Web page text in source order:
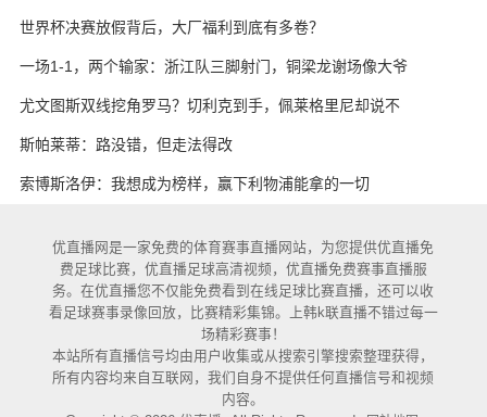
世界杯决赛放假背后，大厂福利到底有多卷？
一场1-1，两个输家：浙江队三脚射门，铜梁龙谢场像大爷
尤文图斯双线挖角罗马？切利克到手，佩莱格里尼却说不
斯帕莱蒂：路没错，但走法得改
索博斯洛伊：我想成为榜样，赢下利物浦能拿的一切
优直播网是一家免费的体育赛事直播网站，为您提供优直播免
费足球比赛，优直播足球高清视频，优直播免费赛事直播服
务。在优直播您不仅能免费看到在线足球比赛直播，还可以收
看足球赛事录像回放，比赛精彩集锦。上韩k联直播不错过每一
场精彩赛事！
本站所有直播信号均由用户收集或从搜索引擎搜索整理获得，
所有内容均来自互联网，我们自身不提供任何直播信号和视频
内容。